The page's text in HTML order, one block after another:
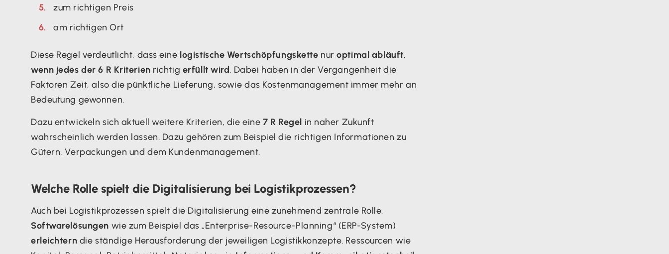
zum richtigen Preis
am richtigen Ort
Diese Regel verdeutlicht, dass eine logistische Wertschöpfungskette nuroptimal abläuft,
wenn jedes der 6 R Kriterien richtig erfüllt wird. Dabei haben in der Vergangenheit die
Faktoren Zeit, also die pünktliche Lieferung, sowie das Kostenmanagement immer mehr an
Bedeutung gewonnen.
Dazu entwickeln sich aktuell weitere Kriterien, die eine 7 R Regel in naher Zukunft
wahrscheinlich werden lassen. Dazu gehören zum Beispiel die richtigen Informationen zu
Gütern, Verpackungen und dem Kundenmanagement.
Welche Rolle spielt die Digitalisierung bei Logistikprozessen?
Auch bei Logistikprozessen spielt die Digitalisierung eine zunehmend zentrale Rolle.
Softwarelösungen wie zum Beispiel das „Enterprise-Resource-Planning“ (ERP-System)
erleichtern die ständige Herausforderung der jeweiligen Logistikkonzepte. Ressourcen wie